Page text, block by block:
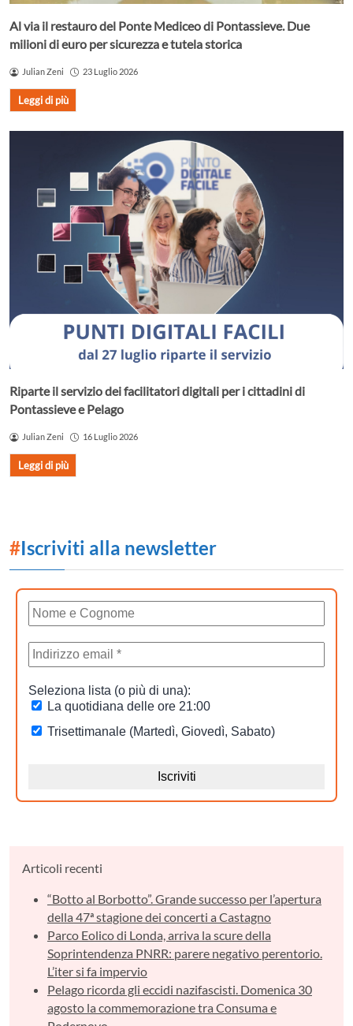
Al via il restauro del Ponte Mediceo di Pontassieve. Due
milioni di euro per sicurezza e tutela storica
Julian Zeni 23 Luglio 2026
Leggi di più
Riparte il servizio dei facilitatori digitali per i cittadini di
Pontassieve e Pelago
Julian Zeni 16 Luglio 2026
Leggi di più
#Iscriviti alla newsletter
Articoli recenti
“Botto al Borbotto”. Grande successo per l’apertura
della 47ª stagione dei concerti a Castagno
Parco Eolico di Londa, arriva la scure della
Soprintendenza PNRR: parere negativo perentorio.
L’iter si fa impervio
Pelago ricorda gli eccidi nazifascisti. Domenica 30
agosto la commemorazione tra Consuma e